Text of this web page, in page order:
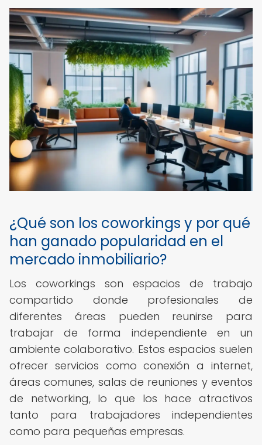
¿Qué son los coworkings y por qué
han ganado popularidad en el
mercado inmobiliario?
Los coworkings son espacios de trabajo
compartido donde profesionales de
diferentes áreas pueden reunirse para
trabajar de forma independiente en un
ambiente colaborativo. Estos espacios suelen
ofrecer servicios como conexión a internet,
áreas comunes, salas de reuniones y eventos
de networking, lo que los hace atractivos
tanto para trabajadores independientes
como para pequeñas empresas.